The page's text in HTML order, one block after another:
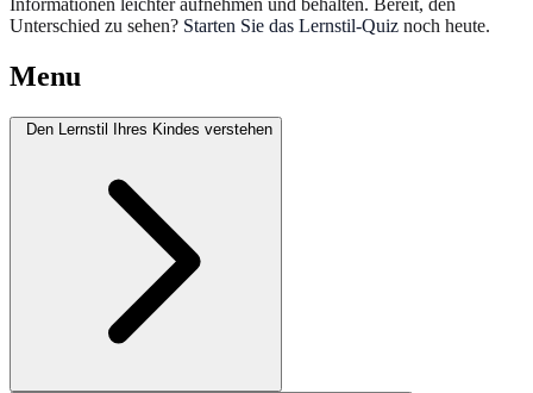
Informationen leichter aufnehmen und behalten. Bereit, den
Unterschied zu sehen? Starten Sie das Lernstil-Quiz noch heute.
Menu
Den Lernstil Ihres Kindes verstehen